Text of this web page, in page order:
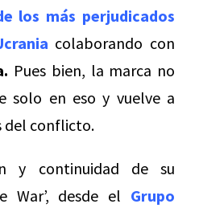
los más perjudicados
colaborando con
Pues bien, la marca no
solo en eso y vuelve a
del conflicto.
y continuidad de su
War’, desde el Grupo